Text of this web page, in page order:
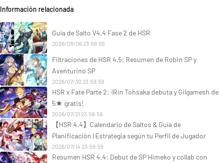
Información relacionada
Guía de Salto V4.4 Fase 2 de HSR
2026/08/06 23:59:59
Filtraciones de HSR 4.5: Resumen de Robin SP y
Aventurino SP
2026/07/30 23:59:59
HSR x Fate Parte 2: ¡Rin Tohsaka debuta y Gilgamesh de
5★ gratis!
2026/07/21 23:59:59
【HSR 4.4】Calendario de Saltos & Guía de
Planificación | Estrategia según tu Perfil de Jugador
2026/07/14 23:59:59
Resumen HSR 4.4: Debut de SP Himeko y collab con